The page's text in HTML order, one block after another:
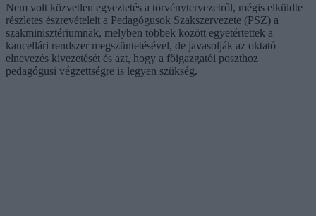
Nem volt közvetlen egyeztetés a törvénytervezetről, mégis elküldte
részletes észrevételeit a Pedagógusok Szakszervezete (PSZ) a
szakminisztériumnak, melyben többek között egyetértettek a
kancellári rendszer megszüntetésével, de javasolják az oktató
elnevezés kivezetését és azt, hogy a főigazgatói poszthoz
pedagógusi végzettségre is legyen szükség.